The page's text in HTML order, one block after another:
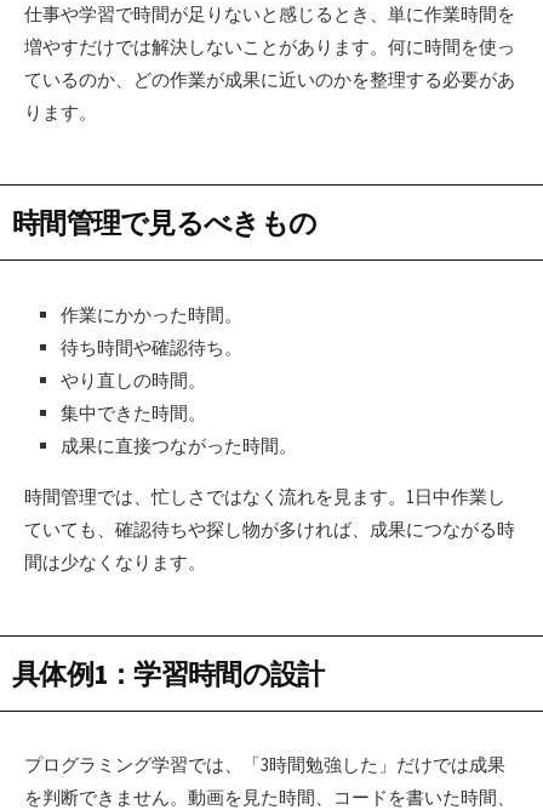
仕事や学習で時間が足りないと感じるとき、単に作業時間を
増やすだけでは解決しないことがあります。何に時間を使っ
ているのか、どの作業が成果に近いのかを整理する必要があ
ります。
時間管理で見るべきもの
作業にかかった時間。
待ち時間や確認待ち。
やり直しの時間。
集中できた時間。
成果に直接つながった時間。
時間管理では、忙しさではなく流れを見ます。1日中作業し
ていても、確認待ちや探し物が多ければ、成果につながる時
間は少なくなります。
具体例1：学習時間の設計
プログラミング学習では、「3時間勉強した」だけでは成果
を判断できません。動画を見た時間、コードを書いた時間、